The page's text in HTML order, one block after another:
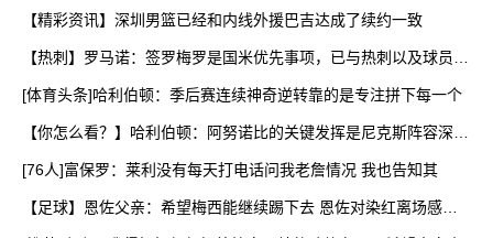
【精彩资讯】深圳男篮已经和内线外援巴吉达成了续约一致
【热刺】罗马诺：签罗梅罗是国米优先事项，已与热刺以及球员阵
[体育头条]哈利伯顿：季后赛连续神奇逆转靠的是专注拼下每一个
【你怎么看？】哈利伯顿：阿努诺比的关键发挥是尼克斯阵容深度
[76人]富保罗：莱利没有每天打电话问我老詹情况 我也告知其
【足球】恩佐父亲：希望梅西能继续踢下去 恩佐对染红离场感到